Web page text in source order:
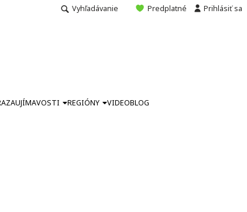
Vyhľadávanie Predplatné Prihlásiť sa
ZAUJÍMAVOSTI REGIÓNY VIDEOBLOG